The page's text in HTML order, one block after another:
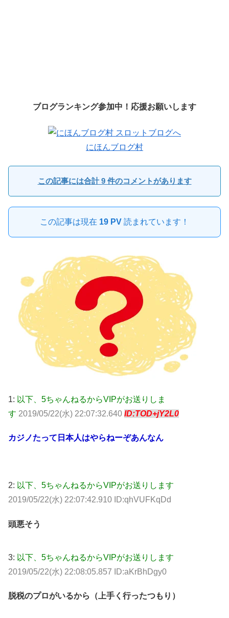
ブログランキング参加中！応援お願いします
にほんブログ村
この記事には合計 9 件のコメントがあります
この記事は現在 19 PV 読まれています！
1: 以下、5ちゃんねるからVIPがお送りしま
す 2019/05/22(水) 22:07:32.640 ID:TOD+jY2L0
カジノたって日本人はやらねーぞあんなん
2: 以下、5ちゃんねるからVIPがお送りします
2019/05/22(水) 22:07:42.910 ID:qhVUFKqDd
頭悪そう
3: 以下、5ちゃんねるからVIPがお送りします
2019/05/22(水) 22:08:05.857 ID:aKrBhDgy0
脱税のプロがいるから（上手く行ったつもり）